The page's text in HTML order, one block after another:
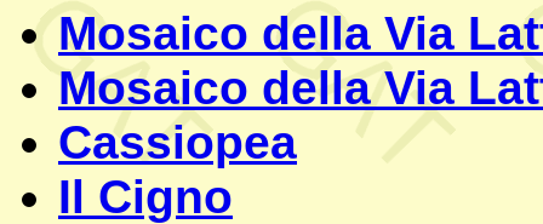
Mosaico della Via
Mosaico della Via
Cassiopea
Il Cigno